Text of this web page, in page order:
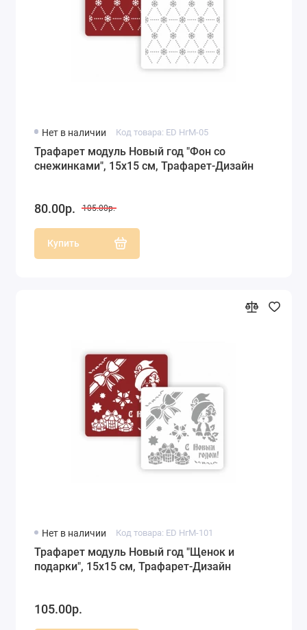
Нет в наличии Код товара: ED НгМ-05
Трафарет модуль Новый год "Фон со
снежинками", 15х15 см, Трафарет-Дизайн
80.00р. 105.00р.
Купить
Нет в наличии Код товара: ED НгМ-101
Трафарет модуль Новый год "Щенок и
подарки", 15х15 см, Трафарет-Дизайн
105.00р.